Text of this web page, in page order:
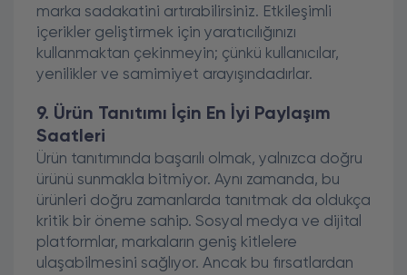
marka sadakatini artırabilirsiniz. Etkileşimli
içerikler geliştirmek için yaratıcılığınızı
kullanmaktan çekinmeyin; çünkü kullanıcılar,
yenilikler ve samimiyet arayışındadırlar.
9. Ürün Tanıtımı İçin En İyi Paylaşım
Saatleri
Ürün tanıtımında başarılı olmak, yalnızca doğru
ürünü sunmakla bitmiyor. Aynı zamanda, bu
ürünleri doğru zamanlarda tanıtmak da oldukça
kritik bir öneme sahip. Sosyal medya ve dijital
platformlar, markaların geniş kitlelere
ulaşabilmesini sağlıyor. Ancak bu fırsatlardan